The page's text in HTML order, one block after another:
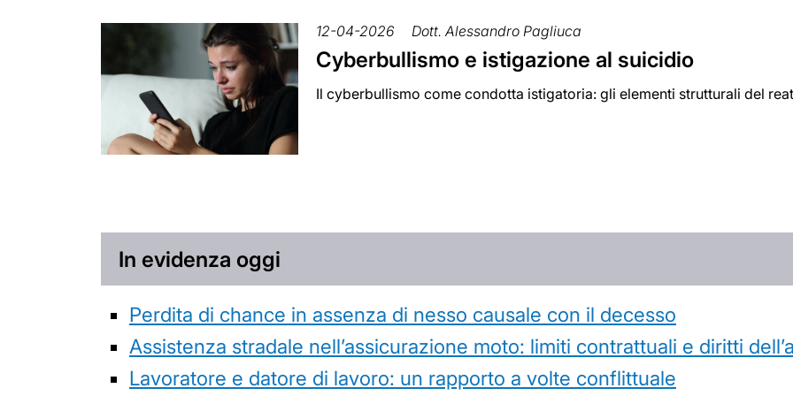
12-04-2026 Dott. Alessandro Pagliuca
Cyberbullismo e istigazione al suicidio
Il cyberbullismo come condotta istigatoria: gli elementi strutturali del
In evidenza oggi
Perdita di chance in assenza di nesso causale con il decesso
Assistenza stradale nell’assicurazione moto: limiti contrattuali e diritti
Lavoratore e datore di lavoro: un rapporto a volte conflittuale